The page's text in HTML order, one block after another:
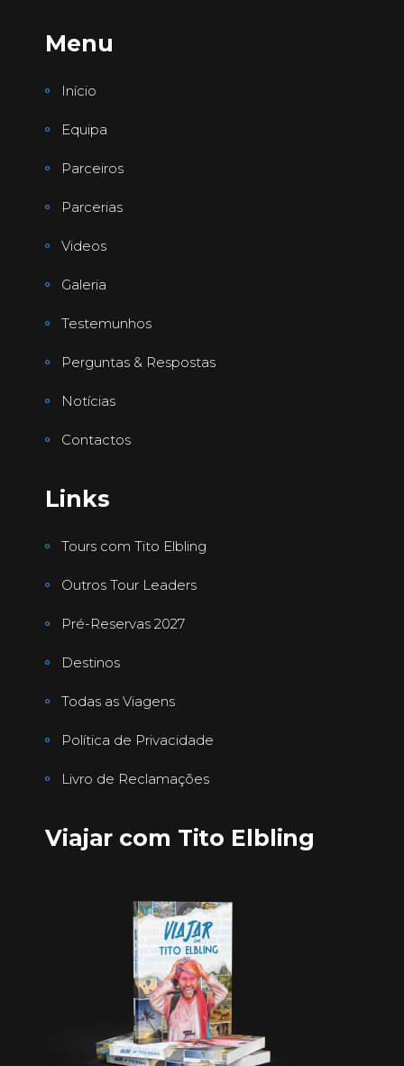
Menu
Início
Equipa
Parceiros
Parcerias
Videos
Galeria
Testemunhos
Perguntas & Respostas
Notícias
Contactos
Links
Tours com Tito Elbling
Outros Tour Leaders
Pré-Reservas 2027
Destinos
Todas as Viagens
Política de Privacidade
Livro de Reclamações
Viajar com Tito Elbling